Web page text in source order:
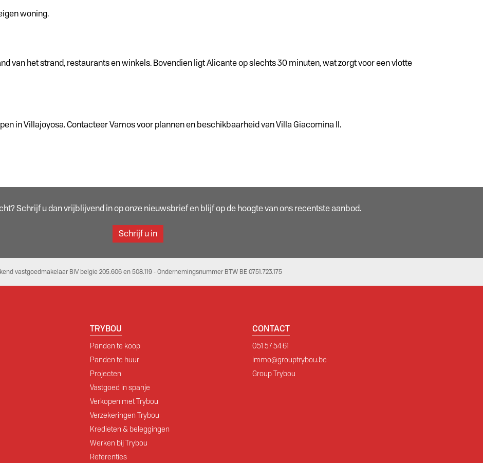
woning.
van het strand, restaurants en winkels. Bovendien ligt Alicante op slechts 30 minuten, wat zorgt voor een vlotte
in Villajoyosa. Contacteer Vamos voor plannen en beschikbaarheid van Villa Giacomina II.
Schrijf u dan vrijblijvend in op onze nieuwsbrief en blijf op de hoogte van ons recentste aanbod.
Schrijf u in
vastgoedmakelaar BIV belgie 205.606 en 508.119 - Ondernemingsnummer BTW BE 0751.723.175
TRYBOU
Panden te koop
Panden te huur
Projecten
Vastgoed in spanje
Verkopen met Trybou
Verzekeringen Trybou
Kredieten & beleggingen
Werken bij Trybou
Referenties
CONTACT
051 57 54 61
immo@grouptrybou.be
Group Trybou